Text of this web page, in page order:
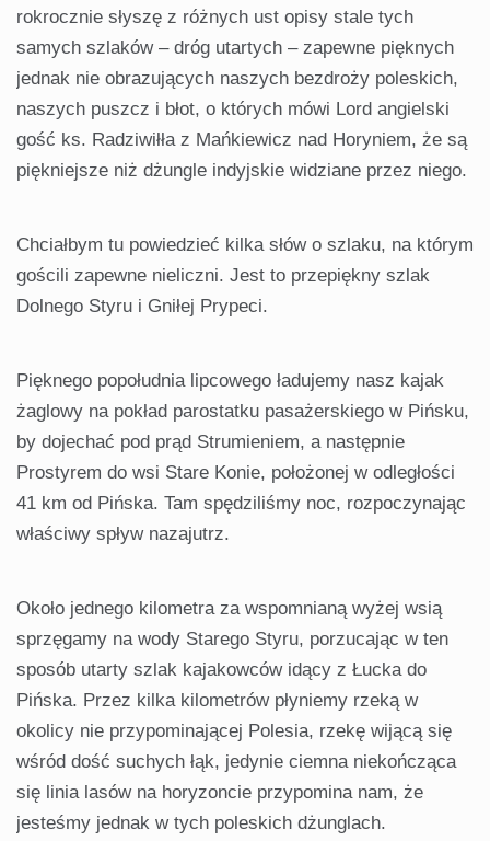
rokrocznie słyszę z różnych ust opisy stale tych
samych szlaków – dróg utartych – zapewne pięknych
jednak nie obrazujących naszych bezdroży poleskich,
naszych puszcz i błot, o których mówi Lord angielski
gość ks. Radziwiłła z Mańkiewicz nad Horyniem, że są
piękniejsze niż dżungle indyjskie widziane przez niego.
Chciałbym tu powiedzieć kilka słów o szlaku, na którym
gościli zapewne nieliczni. Jest to przepiękny szlak
Dolnego Styru i Gniłej Prypeci.
Pięknego popołudnia lipcowego ładujemy nasz kajak
żaglowy na pokład parostatku pasażerskiego w Pińsku,
by dojechać pod prąd Strumieniem, a następnie
Prostyrem do wsi Stare Konie, położonej w odległości
41 km od Pińska. Tam spędziliśmy noc, rozpoczynając
właściwy spływ nazajutrz.
Około jednego kilometra za wspomnianą wyżej wsią
sprzęgamy na wody Starego Styru, porzucając w ten
sposób utarty szlak kajakowców idący z Łucka do
Pińska. Przez kilka kilometrów płyniemy rzeką w
okolicy nie przypominającej Polesia, rzekę wijącą się
wśród dość suchych łąk, jedynie ciemna niekończąca
się linia lasów na horyzoncie przypomina nam, że
jesteśmy jednak w tych poleskich dżunglach.